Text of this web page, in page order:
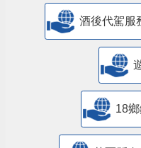
酒後代駕服
18